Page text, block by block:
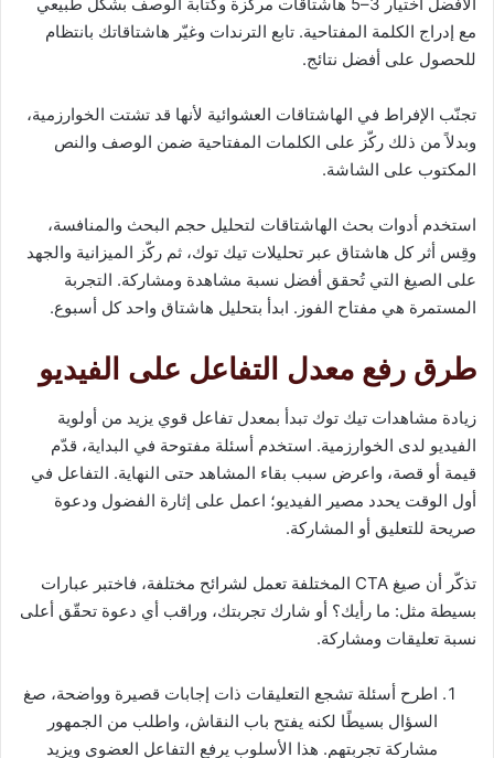
مع إدراج الكلمة المفتاحية. تابع الترندات وغيّر هاشتاقاتك بانتظام
للحصول على أفضل نتائج.
تجنّب الإفراط في الهاشتاقات العشوائية لأنها قد تشتت الخوارزمية،
وبدلاً من ذلك ركّز على الكلمات المفتاحية ضمن الوصف والنص
المكتوب على الشاشة.
استخدم أدوات بحث الهاشتاقات لتحليل حجم البحث والمنافسة،
وقِس أثر كل هاشتاق عبر تحليلات تيك توك، ثم ركّز الميزانية والجهد
على الصيغ التي تُحقق أفضل نسبة مشاهدة ومشاركة. التجربة
المستمرة هي مفتاح الفوز. ابدأ بتحليل هاشتاق واحد كل أسبوع.
طرق رفع معدل التفاعل على الفيديو
زيادة مشاهدات تيك توك تبدأ بمعدل تفاعل قوي يزيد من أولوية
الفيديو لدى الخوارزمية. استخدم أسئلة مفتوحة في البداية، قدّم
قيمة أو قصة، واعرض سبب بقاء المشاهد حتى النهاية. التفاعل في
أول الوقت يحدد مصير الفيديو؛ اعمل على إثارة الفضول ودعوة
صريحة للتعليق أو المشاركة.
تذكّر أن صيغ CTA المختلفة تعمل لشرائح مختلفة، فاختبر عبارات
بسيطة مثل: ما رأيك؟ أو شارك تجربتك، وراقب أي دعوة تحقّق أعلى
نسبة تعليقات ومشاركة.
اطرح أسئلة تشجع التعليقات ذات إجابات قصيرة وواضحة، صغ
السؤال بسيطًا لكنه يفتح باب النقاش، واطلب من الجمهور
مشاركة تجربتهم. هذا الأسلوب يرفع التفاعل العضوي ويزيد